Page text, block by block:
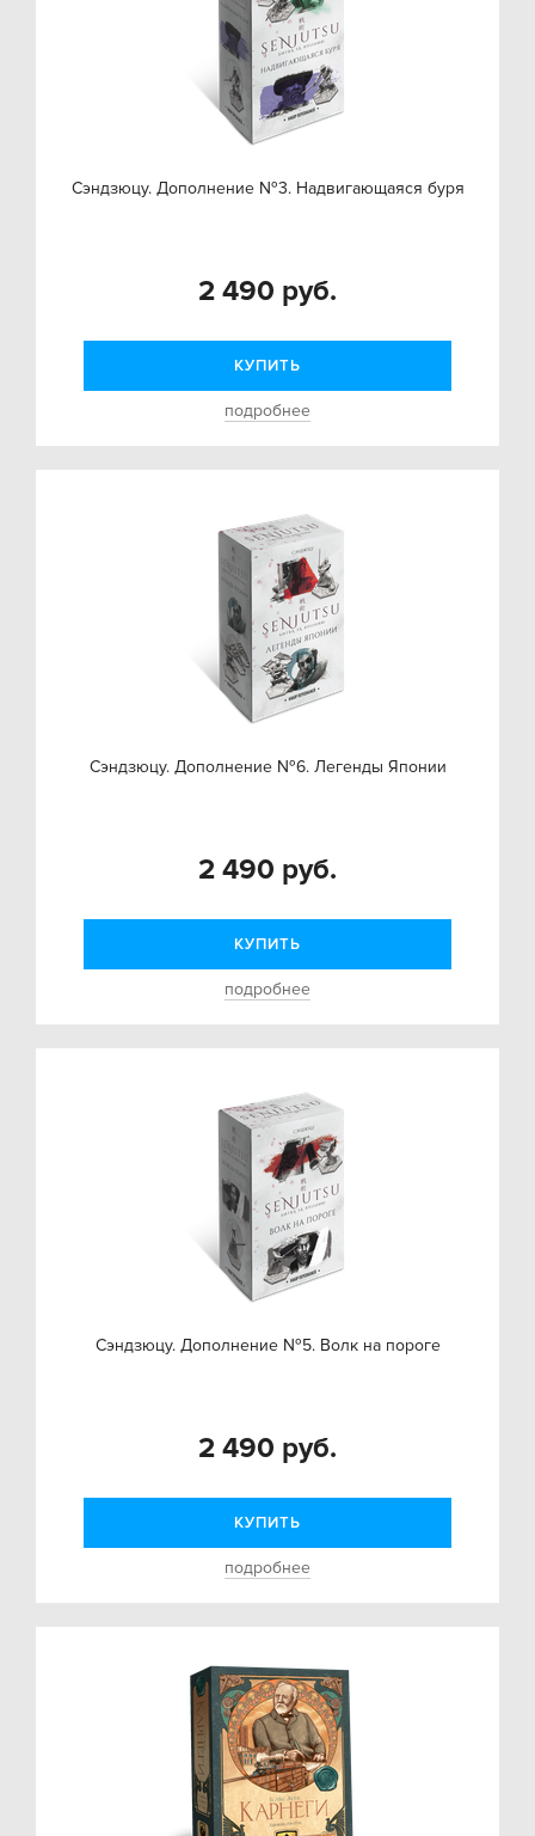
Сэндзюцу. Дополнение №3. Надвигающаяся буря
2 490 руб.
КУПИТЬ
подробнее
Сэндзюцу. Дополнение №6. Легенды Японии
2 490 руб.
КУПИТЬ
подробнее
Сэндзюцу. Дополнение №5. Волк на пороге
2 490 руб.
КУПИТЬ
подробнее